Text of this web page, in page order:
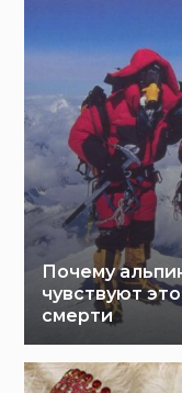
Почему
чувствуют
смерти